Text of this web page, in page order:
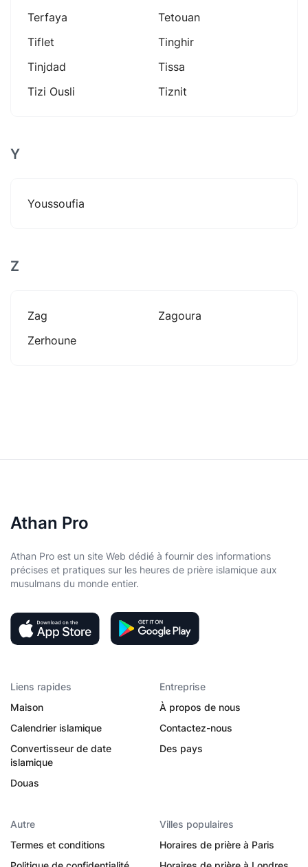
Terfaya
Tetouan
Tiflet
Tinghir
Tinjdad
Tissa
Tizi Ousli
Tiznit
Y
Youssoufia
Z
Zag
Zagoura
Zerhoune
Athan Pro
Athan Pro est un site Web dédié à fournir des informations
précises et pratiques sur les heures de prière islamique aux
musulmans du monde entier.
Liens rapides
Maison
Calendrier islamique
Convertisseur de date
islamique
Douas
Entreprise
À propos de nous
Contactez-nous
Des pays
Autre
Termes et conditions
Villes populaires
Horaires de prière à Paris